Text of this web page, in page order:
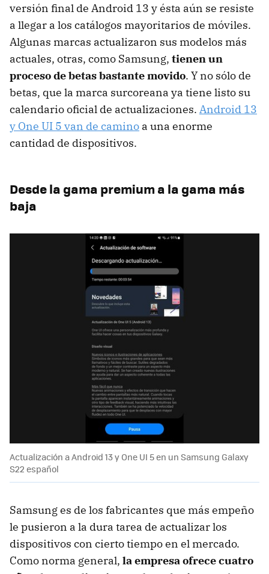
versión final de Android 13 y ésta aún se resiste
a llegar a los catálogos mayoritarios de móviles.
Algunas marcas actualizaron sus modelos más
actuales, otras, como Samsung, tienen un
proceso de betas bastante movido. Y no sólo de
betas, que la marca surcoreana ya tiene listo su
calendario oficial de actualizaciones. Android 13
y One UI 5 van de camino a una enorme
cantidad de dispositivos.
Desde la gama premium a la gama más
baja
Actualización a Android 13 y One UI 5 en un Samsung Galaxy
S22 español
Samsung es de los fabricantes que más empeño
le pusieron a la dura tarea de actualizar los
dispositivos con cierto tiempo en el mercado.
Como norma general, la empresa ofrece cuatro